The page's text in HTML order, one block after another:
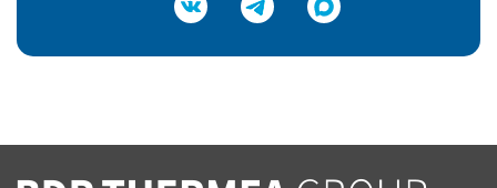
Подтвердить e-mail